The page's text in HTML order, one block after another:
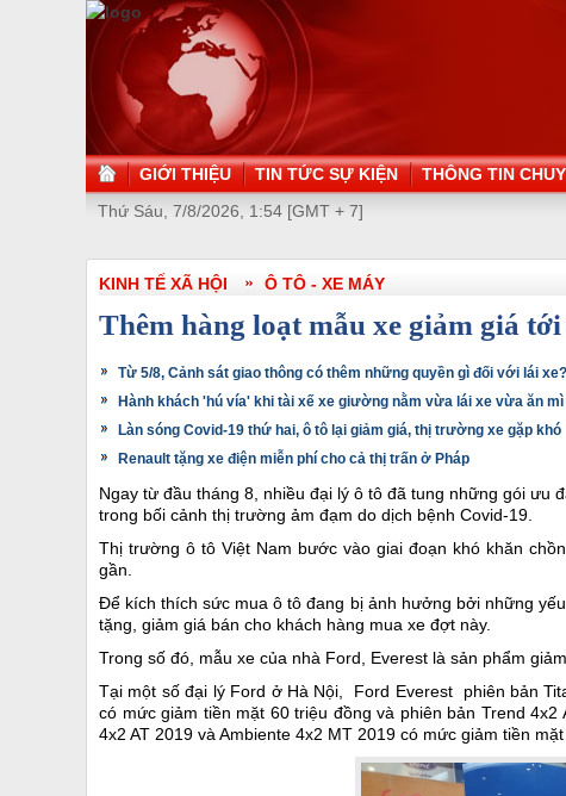
GIỚI THIỆU TIN TỨC SỰ KIỆN THÔNG TIN
Thứ Sáu, 7/8/2026, 1:54 [GMT + 7]
KINH TẾ XÃ HỘI Ô TÔ - XE MÁY
Thêm hàng loạt mẫu xe giảm giá
Từ 5/8, Cảnh sát giao thông có thêm những quyền gì đối với lái xe?
Hành khách 'hú vía' khi tài xế xe giường nằm vừa lái xe vừa ăn mì
Làn sóng Covid-19 thứ hai, ô tô lại giảm giá, thị trường xe gặp khó
Renault tặng xe điện miễn phí cho cả thị trấn ở Pháp
Ngay từ đầu tháng 8, nhiều đại lý ô tô đã tung những gói ưu
trong bối cảnh thị trường ảm đạm do dịch bệnh Covid-19.
Thị trường ô tô Việt Nam bước vào giai đoạn khó khăn
gần.
Để kích thích sức mua ô tô đang bị ảnh hưởng bởi những
tặng, giảm giá bán cho khách hàng mua xe đợt này.
Trong số đó, mẫu xe của nhà Ford, Everest là sản phẩm
Tại một số đại lý Ford ở Hà Nội, Ford Everest phiên bản
có mức giảm tiền mặt 60 triệu đồng và phiên bản Trend
4x2 AT 2019 và Ambiente 4x2 MT 2019 có mức giảm tiền